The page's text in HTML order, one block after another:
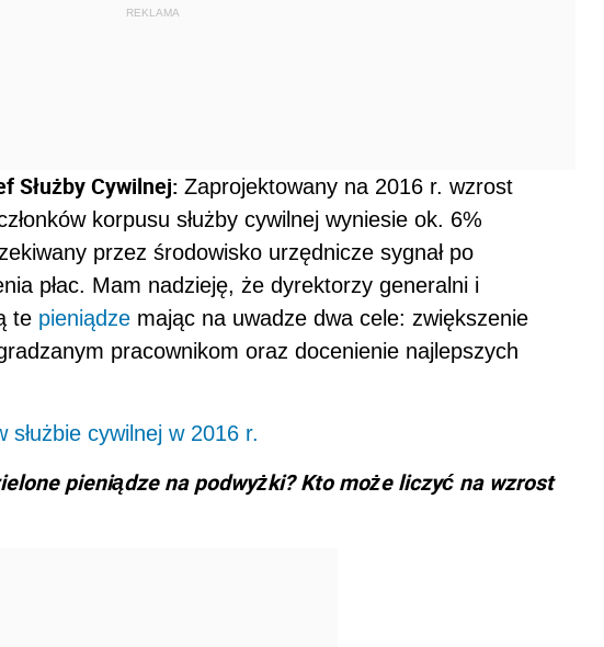
REKLAMA
Służby Cywilnej: Zaprojektowany na 2016 r. wzrost
korpusu służby cywilnej wyniesie ok. 6%
przez środowisko urzędnicze sygnał po
płac. Mam nadzieję, że dyrektorzy generalni i
te pieniądze mając na uwadze dwa cele: zwiększenie
pracownikom oraz docenienie najlepszych
służbie cywilnej w 2016 r.
pieniądze na podwyżki? Kto może liczyć na wzrost